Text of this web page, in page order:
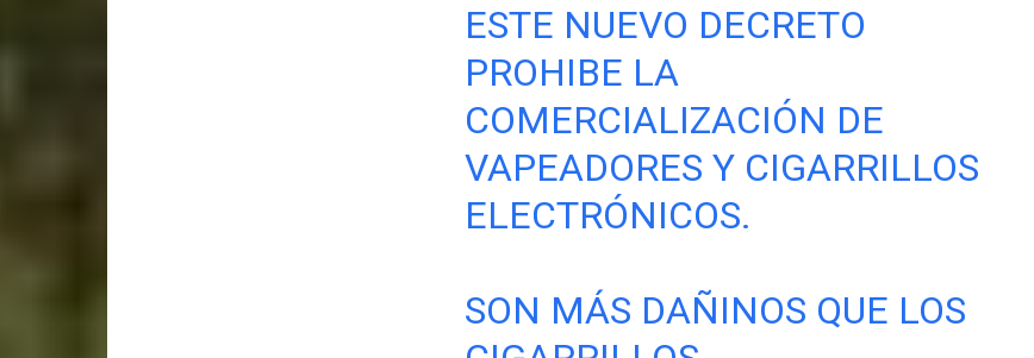
ESTE NUEVO DECRETO
PROHIBE LA
COMERCIALIZACIÓN DE
VAPEADORES Y CIGARRILLOS
ELECTRÓNICOS.
SON MÁS DAÑINOS QUE LOS